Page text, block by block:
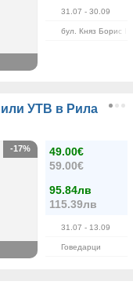
31.07 - 30.09
бул. Княз Борис I
УТВ в Рила
49.00€
59.00€
95.84лв
115.39лв
31.07 - 13.09
Говедарци
-17%